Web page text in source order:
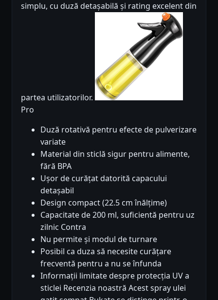
simplu, cu duză detașabilă și rating excelent din
partea utilizatorilor.
Pro
Duză rotativă pentru efecte de pulverizare
variate
Material din sticlă sigur pentru alimente,
fără BPA
Ușor de curățat datorită capacului
detașabil
Design compact (22.5 cm înălțime)
Capacitate de 200 ml, suficientă pentru uz
zilnic Contra
Nu permite și modul de turnare
Posibil ca duza să necesite curățare
frecventă pentru a nu se înfunda
Informații limitate despre protecția UV a
sticlei Recenzia noastră Acest spray ulei